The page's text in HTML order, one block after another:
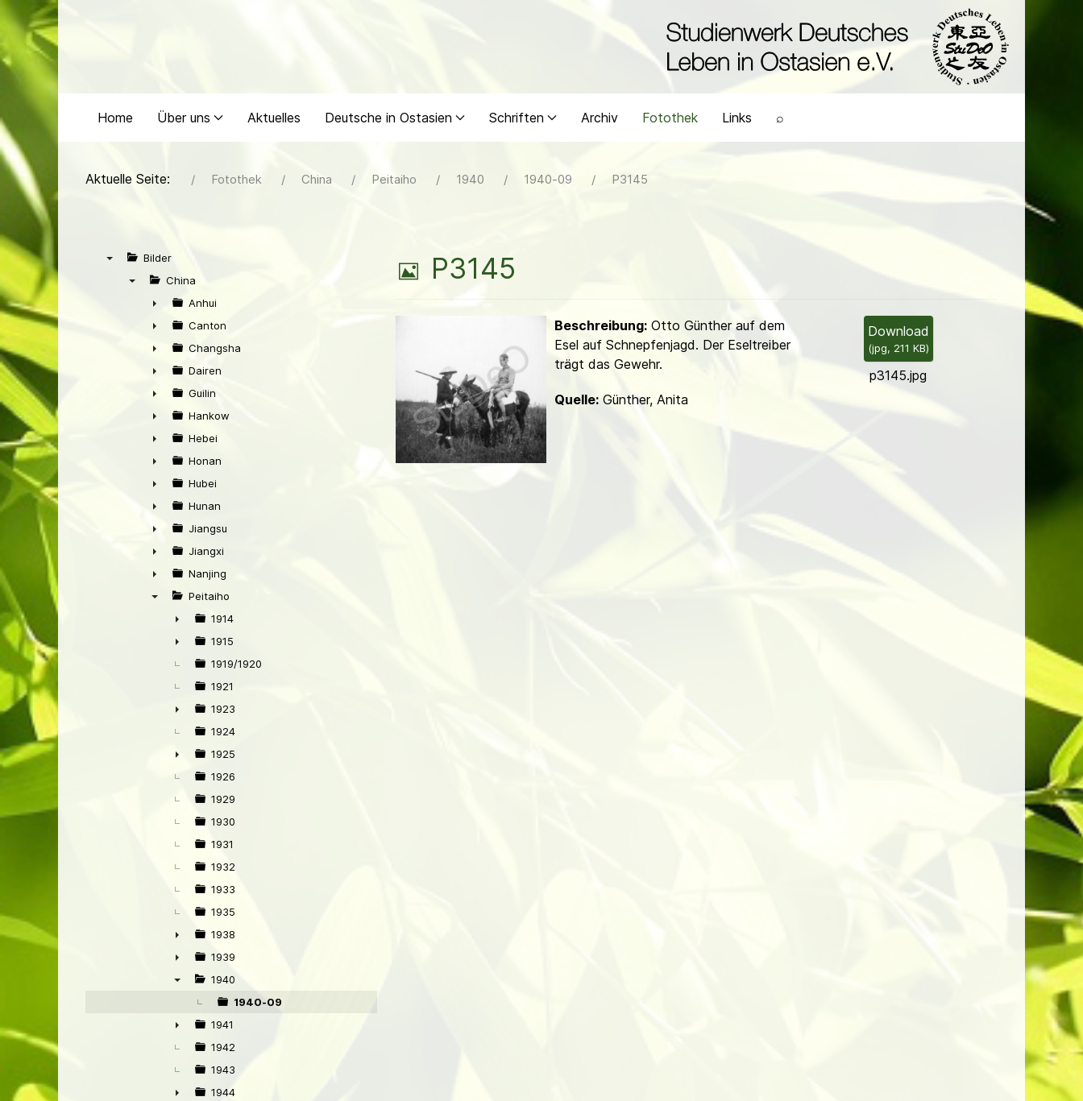
Home Über uns Aktuelles Deutsche in Ostasien Schriften Archiv Fotothek Links ⌕
Aktuelle Seite: Fotothek China Peitaiho 1940 1940-09 P3145
Bilder
China
►
Anhui
►
Canton
►
Changsha
►
Dairen
►
Guilin
►
Hankow
►
Hebei
►
Honan
►
Hubei
►
Hunan
►
Jiangsu
►
Jiangxi
►
Nanjing
Peitaiho
►
1914
►
1915
1919/1920
1921
►
1923
1924
►
1925
1926
1929
1930
1931
1932
1933
1935
►
1938
►
1939
1940
1940-09
►
1941
1942
1943
1944
B
d
P3145
Download
(jpg, 211 KB)
p3145.jpg
Beschreibung:Otto Günther auf dem
Esel auf Schne­pfen­jagd. Der Eseltreiber
trägt das Gewehr.
Quelle:Günther, Anita